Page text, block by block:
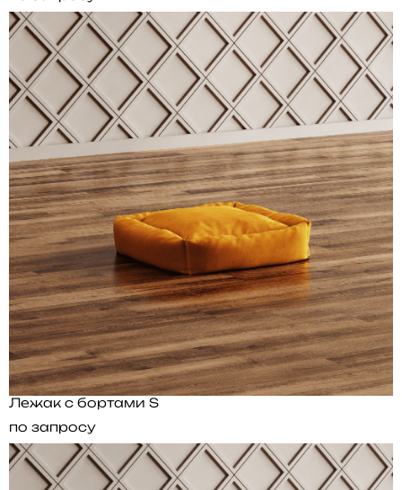
Лежак с бортами S
по запросу